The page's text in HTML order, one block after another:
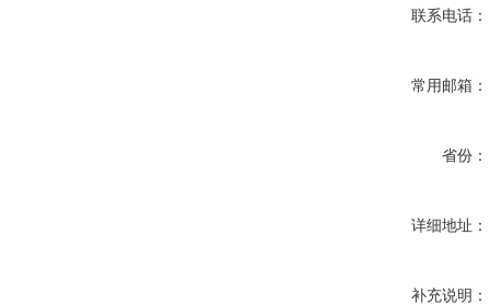
联系电话：
常用邮箱：
省份：
详细地址：
补充说明：